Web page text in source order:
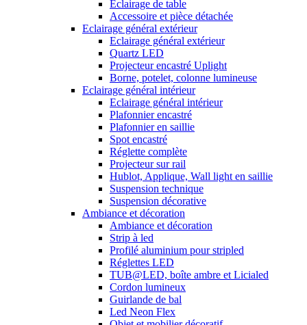
Eclairage de table
Accessoire et pièce détachée
Eclairage général extérieur
Eclairage général extérieur
Quartz LED
Projecteur encastré Uplight
Borne, potelet, colonne lumineuse
Eclairage général intérieur
Eclairage général intérieur
Plafonnier encastré
Plafonnier en saillie
Spot encastré
Réglette complète
Projecteur sur rail
Hublot, Applique, Wall light en saillie
Suspension technique
Suspension décorative
Ambiance et décoration
Ambiance et décoration
Strip à led
Profilé aluminium pour stripled
Réglettes LED
TUB@LED, boîte ambre et Licialed
Cordon lumineux
Guirlande de bal
Led Neon Flex